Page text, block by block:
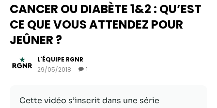
CANCER OU DIABÈTE 1&2 : QU’EST
CE QUE VOUS ATTENDEZ POUR
JEÛNER ?
L'ÉQUIPE RGNR
29/05/2018
1
Cette vidéo s’inscrit dans une série